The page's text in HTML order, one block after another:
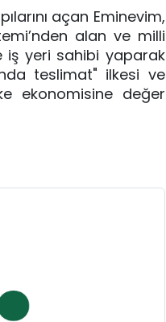
açan Eminevim,
alan ve milli
iş yeri sahibi yaparak
teslimat" ilkesi ve
ekonomisine değer